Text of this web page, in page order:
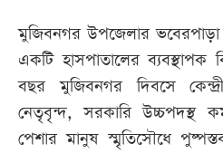
মুজিবনগর উপজেলার ভবেরপাড়া
একটি হাসপাতালের ব্যবস্থাপক
বছর মুজিবনগর দিবসে
নেতৃবৃন্দ, সরকারি উচ্চপদস্থ
পেশার মানুষ স্মৃতিসৌধে